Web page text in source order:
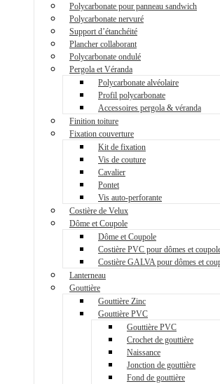
Polycarbonate pour panneau sandwich
Polycarbonate nervuré
Support d’étanchéité
Plancher collaborant
Polycarbonate ondulé
Pergola et Véranda
Polycarbonate alvéolaire
Profil polycarbonate
Accessoires pergola & véranda
Finition toiture
Fixation couverture
Kit de fixation
Vis de couture
Cavalier
Pontet
Vis auto-perforante
Costière de Velux
Dôme et Coupole
Dôme et Coupole
Costière PVC pour dômes et
Costière GALVA pour dômes et
Lanterneau
Gouttière
Gouttière Zinc
Gouttière PVC
Gouttière PVC
Crochet de gouttière
Naissance
Jonction de gouttière
Fond de gouttière